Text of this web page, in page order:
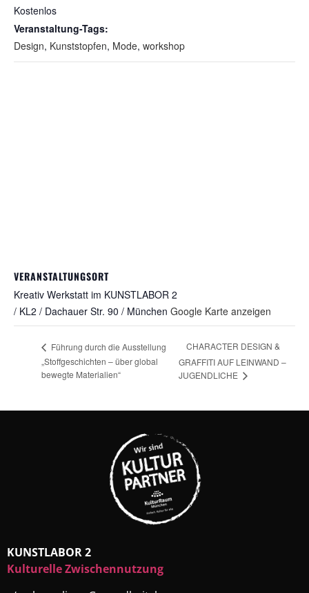
Kostenlos
Veranstaltung-Tags:
Design, Kunststopfen, Mode, workshop
VERANSTALTUNGSORT
Kreativ Werkstatt im KUNSTLABOR 2
/ KL2 / Dachauer Str. 90 / München Google Karte anzeigen
Führung durch die Ausstellung
„Stoffgeschichten – über global
bewegte Materialien“
CHARACTER DESIGN &
GRAFFITI AUF LEINWAND –
JUGENDLICHE
KUNSTLABOR 2
Kulturelle Zwischennutzung